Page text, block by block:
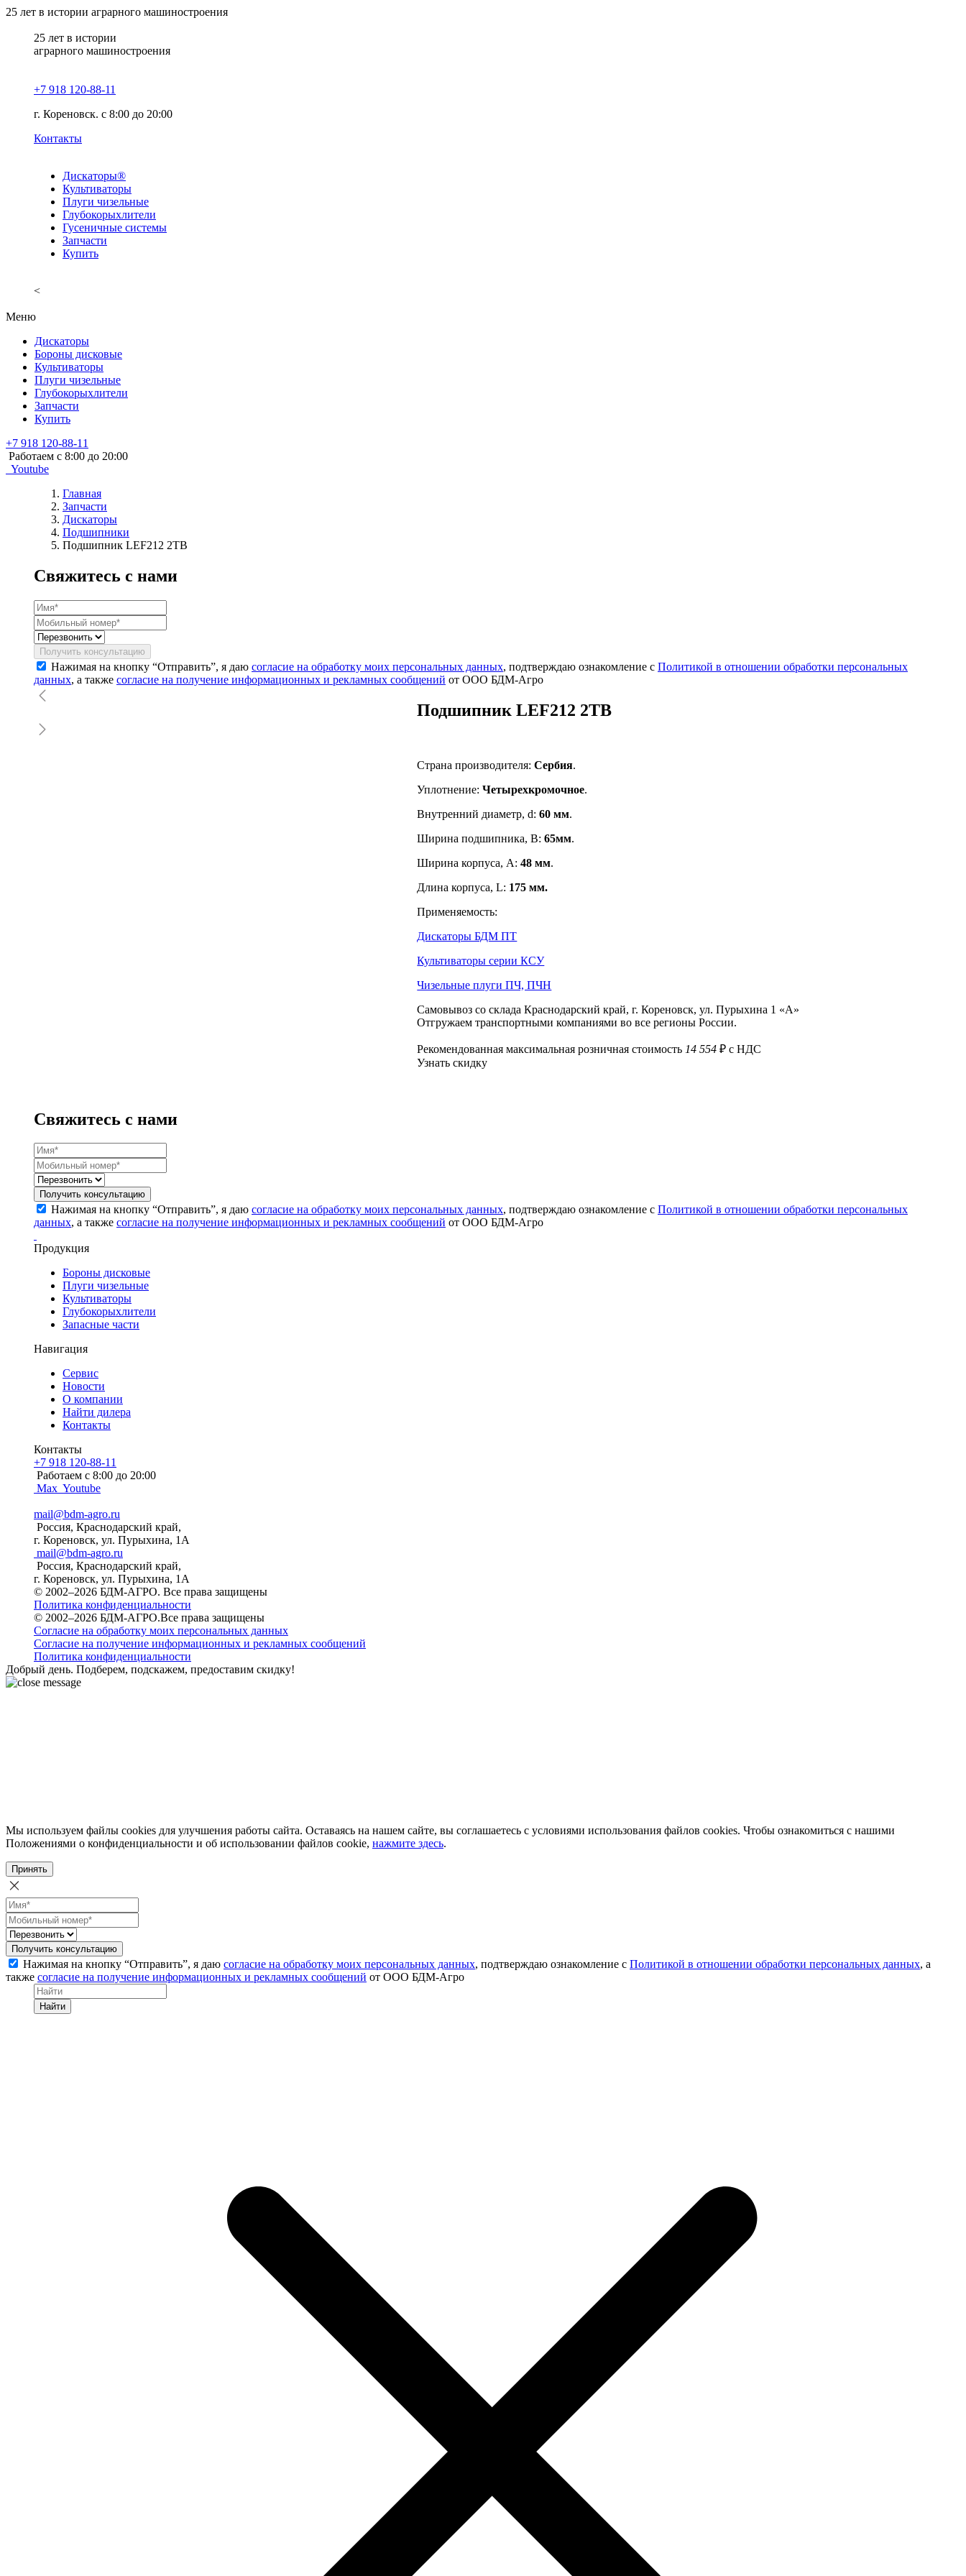
25 лет в истории аграрного машиностроения
25 лет в истории
аграрного машиностроения
+7 918 120-88-11
г. Кореновск. c 8:00 до 20:00
Контакты
Дискаторы®
Культиваторы
Плуги чизельные
Глубокорыхлители
Гусеничные системы
Запчасти
Купить
<
Меню
Дискаторы
Бороны дисковые
Культиваторы
Плуги чизельные
Глубокорыхлители
Запчасти
Купить
+7 918 120-88-11
Работаем c 8:00 до 20:00
Youtube
Главная
Запчасти
Дискаторы
Подшипники
Подшипник LEF212 2TB
Свяжитесь с нами
Получить консультацию
Нажимая на кнопку “Отправить”, я даю согласие на обработку моих персональных данных, подтверждаю ознакомление с Политикой в отношении обработки персональных
данных, а также согласие на получение информационных и рекламных сообщений от ООО БДМ-Агро
Подшипник LEF212 2TB
Страна производителя:Сербия.
Уплотнение:Четырехкромочное.
Внутренний диаметр, d:60 мм.
Ширина подшипника, B:65мм.
Ширина корпуса, A:48 мм.
Длина корпуса, L: 175 мм.
Применяемость:
Дискаторы БДМ ПТ
Культиваторы серии КСУ
Чизельные плуги ПЧ, ПЧН
Самовывоз со склада Краснодарский край, г. Кореновск, ул. Пурыхина 1 «А»
Отгружаем транспортными компаниями во все регионы России.
Рекомендованная максимальная розничная стоимость 14 554 ₽ с НДС
Узнать скидку
Свяжитесь с нами
Получить консультацию
Нажимая на кнопку “Отправить”, я даю согласие на обработку моих персональных данных, подтверждаю ознакомление с Политикой в отношении обработки персональных
данных, а также согласие на получение информационных и рекламных сообщений от ООО БДМ-Агро
Продукция
Бороны дисковые
Плуги чизельные
Культиваторы
Глубокорыхлители
Запасные части
Навигация
Сервис
Новости
О компании
Найти дилера
Контакты
Контакты
+7 918 120-88-11
Работаем c 8:00 до 20:00
Max Youtube
mail@bdm-agro.ru
Россия, Краснодарский край,
г. Кореновск, ул. Пурыхина, 1А
mail@bdm-agro.ru
Россия, Краснодарский край,
г. Кореновск, ул. Пурыхина, 1А
© 2002–2026 БДМ-АГРО. Все права защищены
Политика конфиденциальности
© 2002–2026 БДМ-АГРО.Все права защищены
Согласие на обработку моих персональных данных
Согласие на получение информационных и рекламных сообщений
Политика конфиденциальности
Добрый день. Подберем, подскажем, предоставим скидку!
Мы используем файлы cookies для улучшения работы сайта. Оставаясь на нашем сайте, вы соглашаетесь с условиями использования файлов cookies. Чтобы ознакомиться с нашими
Положениями о конфиденциальности и об использовании файлов cookie, нажмите здесь.
Принять
Получить консультацию
Нажимая на кнопку “Отправить”, я даю согласие на обработку моих персональных данных, подтверждаю ознакомление с Политикой в отношении обработки персональных данных, а
также согласие на получение информационных и рекламных сообщений от ООО БДМ-Агро
Найти